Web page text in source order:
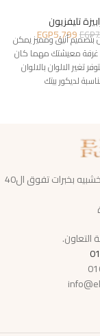
تليفزيون
EGP
EGP5,799
بتصميم أنيق ومميز يمكن
معيشتك مهما كان
تغير الالوان بالالوان
لديكور بيتك
شركه رائدة و متخصصه فى تنفيذ الاثاث و الديكورات الخشبيه بخبرات تفوق ال40
التعاون.